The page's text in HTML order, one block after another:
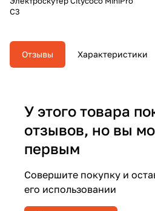
C3
Отзывы Характеристики
У этого товара
отзывов, но вы
первым
Совершите покупку и
его использовании